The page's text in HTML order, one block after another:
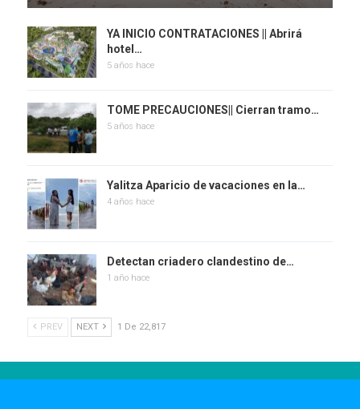
YA INICIO CONTRATACIONES || Abrirá
hotel…
5 años hace
TOME PRECAUCIONES|| Cierran tramo…
5 años hace
Yalitza Aparicio de vacaciones en la…
4 años hace
Detectan criadero clandestino de…
1 año hace
PREV NEXT 1 De 22,817